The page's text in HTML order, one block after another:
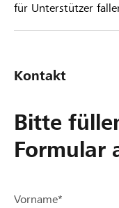
für Unterstützer
Kontakt
Bitte
Formular
Vorname*